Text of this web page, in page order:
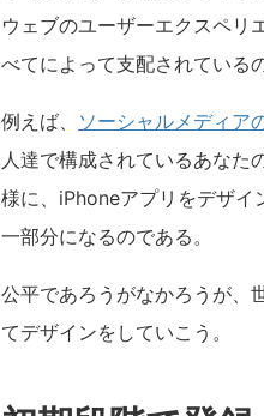
ウェブのユーザーエクスペリ
べてによって支配されている
例えば、 ソーシャルメディア
人達で構成されているあなた
様に、iPhoneアプリをデザイ
一部分になるのである。
公平であろうがなかろうが、
てデザインをしていこう。